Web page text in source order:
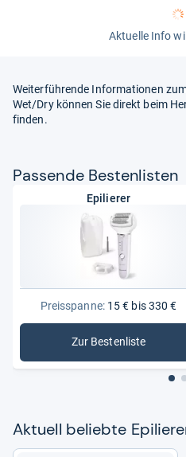
Aktuelle Info
Weiterführende Informationen
Wet/Dry können Sie direkt beim
finden.
Pas­sende Bes­ten­lis­ten
Epilierer
Preisspanne:15 € bis 330 €
Zur Bestenliste
: Epilierer
Aktu­ell beliebte